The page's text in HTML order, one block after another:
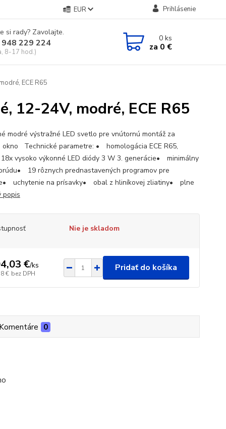
EUR Prihlásenie
si rady? Zavolajte.
229 224
8-17 hod.)
0ks
za 0 €
ECE R65
12-24V, modré, ECE R65
modré výstražné LED svetlo pre vnútornú montáž za
okno Technické parametre: • homologácia ECE R65,
vysoko výkonné LED diódy 3 W 3. generácie• minimálny
19 rôznych prednastavených programov pre
uchytenie na prísavky• obal z hliníkovej zliatiny• plne
popis
Nie je skladom
€/ks
€ bez DPH
Pridať do košíka
0